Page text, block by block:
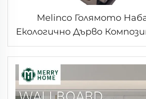
Melinco Голямото
Екологично Дърво
Гранулирана Структура
На Външни WPC Подове